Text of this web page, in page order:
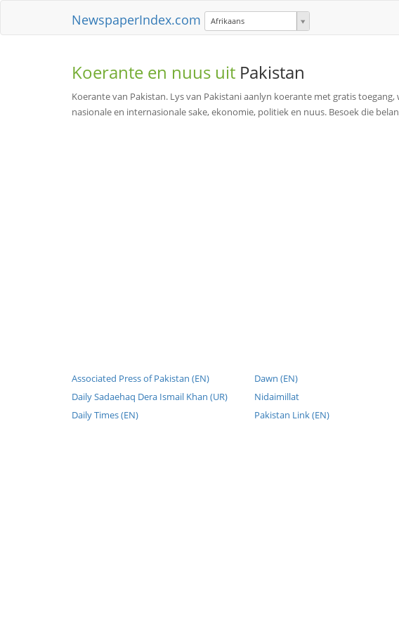
NewspaperIndex.com Afrikaans
Koerante en nuus uit Pakistan
Koerante van Pakistan. Lys van Pakistani aanlyn koerante met gratis
nasionale en internasionale sake, ekonomie, politiek en nuus. Besoek die
Associated Press of Pakistan (EN)
Daily Sadaehaq Dera Ismail Khan (UR)
Daily Times (EN)
Dawn (EN)
Nidaimillat
Pakistan Link (EN)